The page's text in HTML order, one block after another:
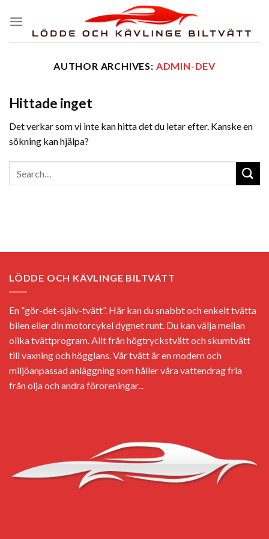
AUTHOR ARCHIVES: ADMIN-DEV
Hittade inget
Det verkar som vi inte kan hitta det du letar efter. Kanske en
sökning kan hjälpa?
LÖDDE OCH KÄVLINGE BILTVÄTT
En ”gör-det-själv-tvätt”. Här kan du snabbt och enkelt tvätta
bilen eller din motorcykel dygnet runt. Du kan välja mellan
olika tvättprogram. Allt från högtryckstvätt och skumtvätt
till vaxning och högglans. Vår tvätt är en modern och
miljöanpassad anläggning som håller våra vattendrag fria
från olja och andra föroreningar...